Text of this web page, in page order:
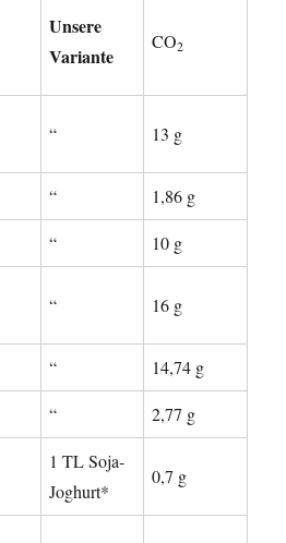
Unsere
Variante
CO2
“ 13 g
“ 1,86 g
“ 10 g
“ 16 g
“ 14,74 g
“ 2,77 g
1 TL Soja-
Joghurt*
0,7 g